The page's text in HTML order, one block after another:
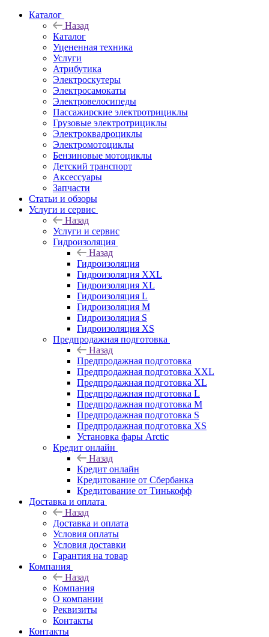
Каталог
Назад
Каталог
Уцененная техника
Услуги
Атрибутика
Электроскутеры
Электросамокаты
Электровелосипеды
Пассажирские электротрициклы
Грузовые электротрициклы
Электроквадроциклы
Электромотоциклы
Бензиновые мотоциклы
Детский транспорт
Аксессуары
Запчасти
Статьи и обзоры
Услуги и сервис
Назад
Услуги и сервис
Гидроизоляция
Назад
Гидроизоляция
Гидроизоляция XXL
Гидроизоляция XL
Гидроизоляция L
Гидроизоляция M
Гидроизоляция S
Гидроизоляция XS
Предпродажная подготовка
Назад
Предпродажная подготовка
Предпродажная подготовка XXL
Предпродажная подготовка XL
Предпродажная подготовка L
Предпродажная подготовка M
Предпродажная подготовка S
Предпродажная подготовка XS
Установка фары Arctic
Кредит онлайн
Назад
Кредит онлайн
Кредитование от Сбербанка
Кредитование от Тинькофф
Доставка и оплата
Назад
Доставка и оплата
Условия оплаты
Условия доставки
Гарантия на товар
Компания
Назад
Компания
О компании
Реквизиты
Контакты
Контакты